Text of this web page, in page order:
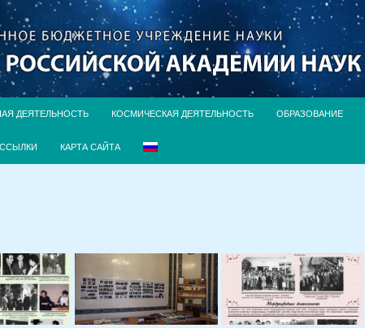
ДЕЯТЕЛЬНОСТЬ КОСМИЧЕСКАЯ ДЕЯТЕЛЬНОСТЬ ОБРАЗОВАНИЕ
ССЫЛКИ КАРТА САЙТА